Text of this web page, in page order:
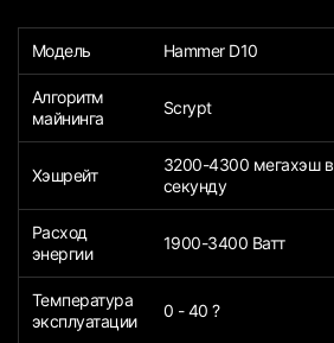
Модель Hammer D10
Алгоритм
майнинга
Scrypt
Хэшрейт
3200-4300 мегахэш в
секунду
Расход
энергии
1900-3400 Ватт
Температура
эксплуатации
0 - 40 ?